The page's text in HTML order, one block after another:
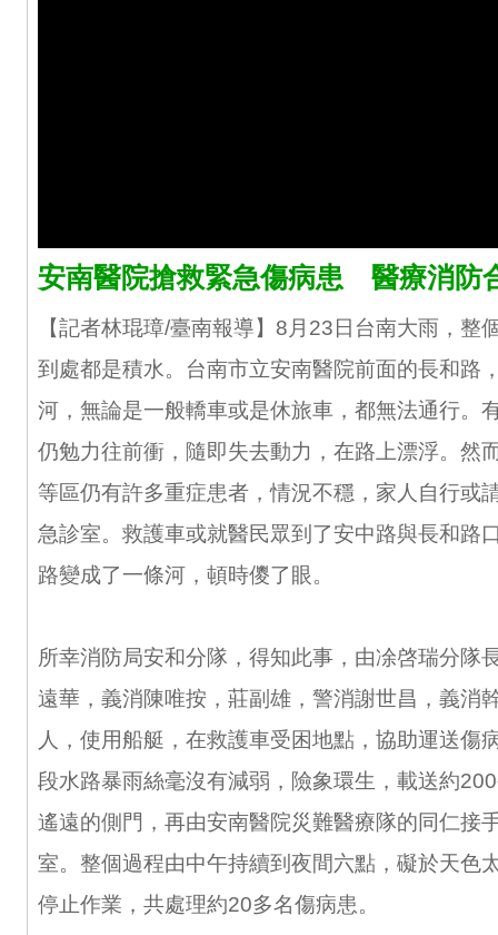
安南醫院搶救緊急傷病患 醫療消防
【記者林琨璋/臺南報導】8月23日台南大雨，整
到處都是積水。台南市立安南醫院前面的長和路
河，無論是一般轎車或是休旅車，都無法通行。
仍勉力往前衝，隨即失去動力，在路上漂浮。然
等區仍有許多重症患者，情況不穩，家人自行或
急診室。救護車或就醫民眾到了安中路與長和路
路變成了一條河，頓時儍了眼。
所幸消防局安和分隊，得知此事，由凃啓瑞分隊
遠華，義消陳唯按，莊副雄，警消謝世昌，義消
人，使用船艇，在救護車受困地點，協助運送傷
段水路暴雨絲毫沒有減弱，險象環生，載送約
遙遠的側門，再由安南醫院災難醫療隊的同仁接
室。整個過程由中午持續到夜間六點，礙於天色
停止作業，共處理約20多名傷病患。